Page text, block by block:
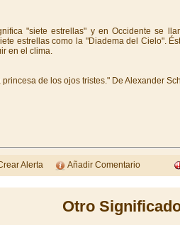
"siete estrellas" y en Occidente se
estrellas como la "Diadema del Cielo".
en el clima.
de los ojos tristes." De Alexander
Alerta Añadir Comentario
Otro